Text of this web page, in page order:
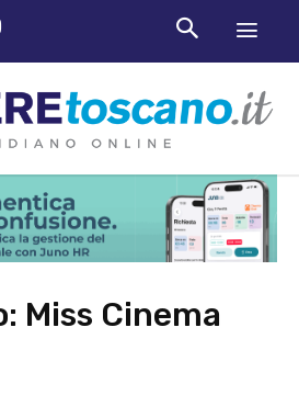
Miss Cinema